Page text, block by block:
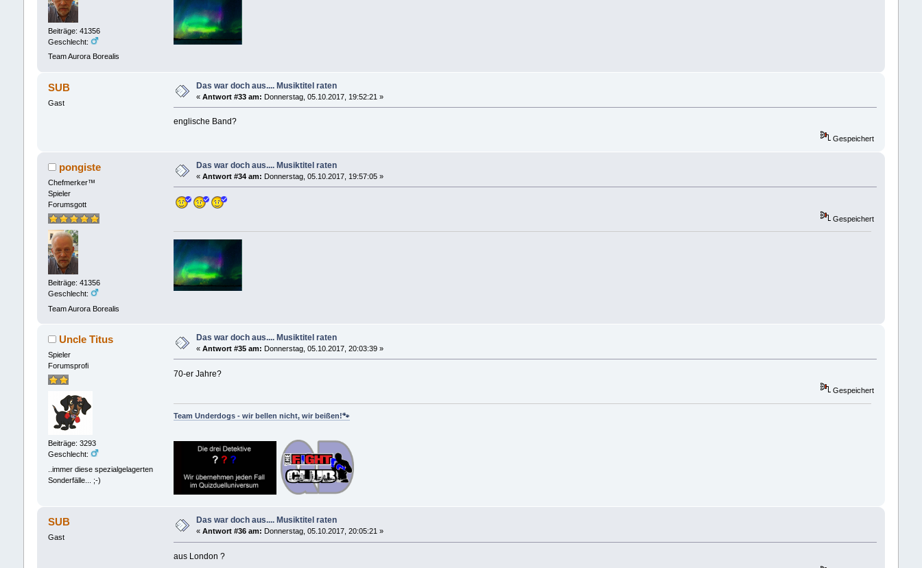
Beiträge: 41356
Geschlecht:
Team Aurora Borealis
SUB
Gast
Das war doch aus.... Musiktitel raten
« Antwort #33 am: Donnerstag, 05.10.2017, 19:52:21 »
englische Band?
Gespeichert
pongiste
Chefmerker™
Spieler
Forumsgott
Beiträge: 41356
Geschlecht:
Team Aurora Borealis
Das war doch aus.... Musiktitel raten
« Antwort #34 am: Donnerstag, 05.10.2017, 19:57:05 »
Gespeichert
Uncle Titus
Spieler
Forumsprofi
Beiträge: 3293
Geschlecht:
..immer diese spezialgelagerten
Sonderfälle... ;-)
Das war doch aus.... Musiktitel raten
« Antwort #35 am: Donnerstag, 05.10.2017, 20:03:39 »
70-er Jahre?
Gespeichert
Team Underdogs - wir bellen nicht, wir beißen!🐾
SUB
Gast
Das war doch aus.... Musiktitel raten
« Antwort #36 am: Donnerstag, 05.10.2017, 20:05:21 »
aus London ?